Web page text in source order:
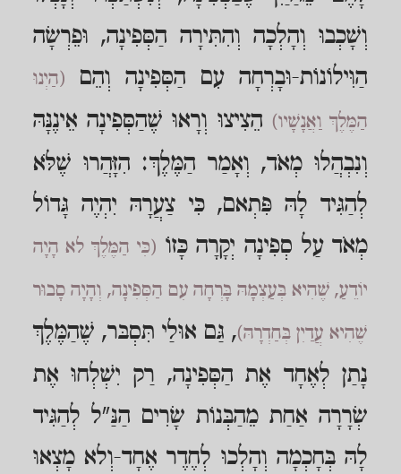
וְשָׁכְבוּ וְהָלְכָה וְהִתִּירָה הַסְּפִינָה, וּפֵרְשָׂה
הַוִּילוֹנוֹת-וּבָרְחָה עִם הַסְּפִינָה וְהֵם
(הַיְנוּ
הַמֶּלֶךְ וַאֲנָשָׁיו) הֵצִיצוּ וְרָאוּ שֶׁהַסְּפִינָה אֵינֶנָּהּ
וְנִבְהֲלוּ מְאֹד, וְאָמַר הַמֶּלֶךְ: הִזָּהֲרוּ שֶׁלֹּא
לְהַגִּיד לָהּ פִּתְאם, כִּי צַעֲרָהּ יִהְיֶה גָּדוֹל
מְאֹד עַל סְפִינָה יְקָרָה כָּזוֹ (כִּי הַמֶּלֶךְ לא הָיָה
יוֹדֵעַ, שֶׁהִיא בְּעַצְמָהּ בָּרְחָה עִם הַסְּפִינָה, וְהָיָה סָבוּר
שֶׁהִיא עֲדַיִן בְּחַדְרָהּ), גַּם אוּלַי תִּסְבּר, שֶׁהַמֶּלֶךְ
נָתַן לְאֶחָד אֶת הַסְּפִינָה, רַק יִשְׁלְחוּ אֶת
שְׂרָרָה אַחַת מֵהַבְּנוֹת שָׂרִים הַנַּ"ל לְהַגִּיד
לָהּ בְּחָכְמָה וְהָלְכוּ לְחֶדֶר אֶחָד-וְלא מָצְאוּ